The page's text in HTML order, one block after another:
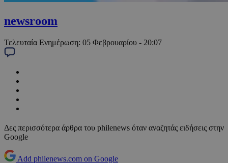
newsroom
Τελευταία Ενημέρωση: 05 Φεβρουαρίου - 20:07
Δες περισσότερα άρθρα του philenews όταν αναζητάς ειδήσεις στην
Google
Add philenews.com on Google